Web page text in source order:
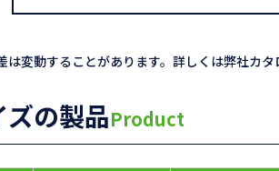
変動することがあります。詳しくは弊社カタ
の製品Product